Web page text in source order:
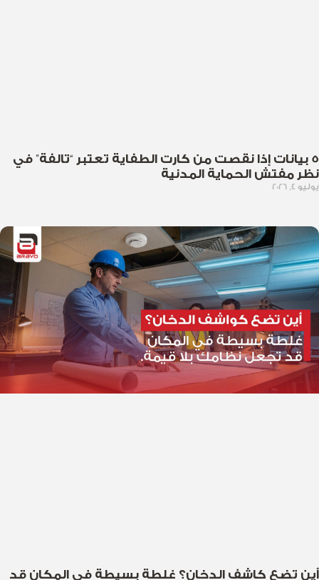
5 بيانات إذا نقصت من كارت الطفاية تعتبر “تالفة” في
نظر مفتش الحماية المدنية
يوليو 4, 2026
أين تضع كاشف الدخان؟ غلطة بسيطة في المكان قد